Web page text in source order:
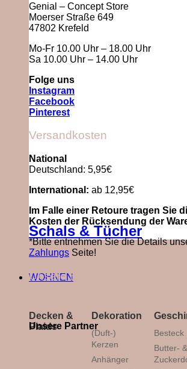
Schals & Tücher
WOHNEN
Decken &
Plaids
Dekoration
(Duft-)
Kerzen
Anhänger
Besteck
Butter- &
Genial – Concept Store
Moerser Straße 649
47802 Krefeld
Mo-Fr 10.00 Uhr – 18.00 Uhr
Sa 10.00 Uhr – 14.00 Uhr
Folge uns
Instagram
Facebook
Pinterest
Versandkosten
National
Deutschland: 5,95€
International: ab 12,95€
Im Falle einer Retoure tragen Sie
Kosten der Rücksendung der
*Bitte entnehmen Sie die Details
Zahlungs Seite!
Unsere Bezahlarten
Unsere Partner